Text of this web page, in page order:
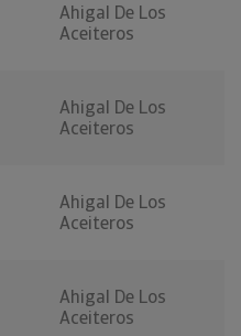
Ahigal De Los
Aceiteros
Ahigal De Los
Aceiteros
Ahigal De Los
Aceiteros
Ahigal De Los
Aceiteros